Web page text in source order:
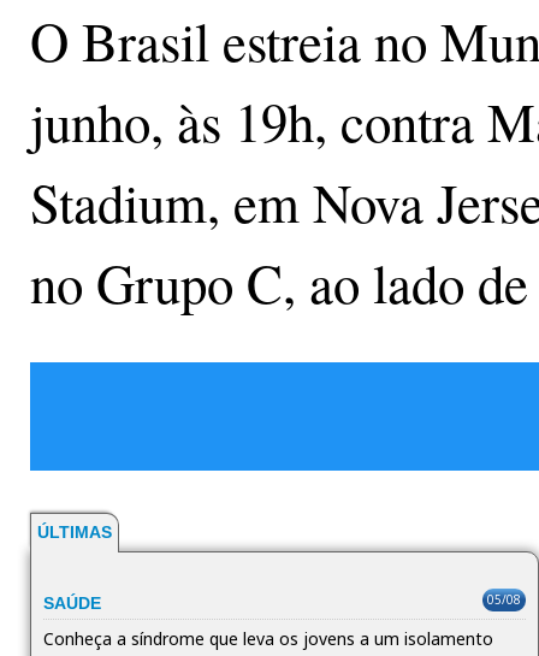
O Brasil estreia no
junho, às 19h, contra
Stadium, em Nova
no Grupo C, ao lado
ÚLTIMAS
SAÚDE 05/08
Conheça a síndrome que leva os jovens a um isolamento